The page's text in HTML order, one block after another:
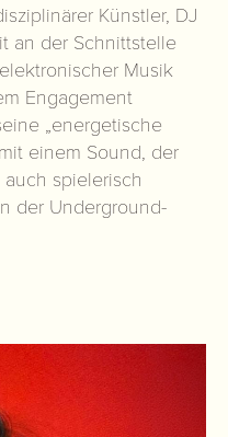
Künstler, DJ
an der Schnittstelle
Musik
Engagement
„energetische
einem Sound, der
spielerisch
der Underground-